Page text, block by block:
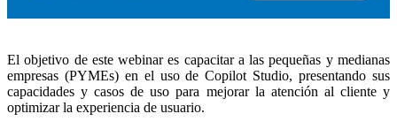
El objetivo de este webinar es capacitar a las pequeñas y medianas
empresas (PYMEs) en el uso de Copilot Studio, presentando sus
capacidades y casos de uso para mejorar la atención al cliente y
optimizar la experiencia de usuario.